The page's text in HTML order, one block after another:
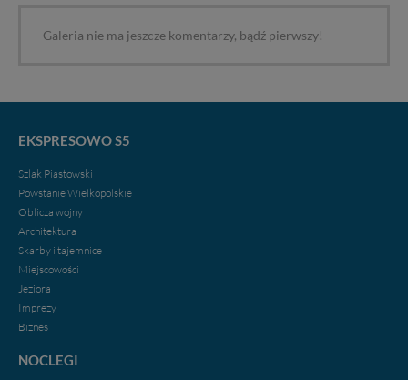
Galeria nie ma jeszcze komentarzy, bądź pierwszy!
EKSPRESOWO S5
Szlak Piastowski
Powstanie Wielkopolskie
Oblicza wojny
Architektura
Skarby i tajemnice
Miejscowości
Jeziora
Imprezy
Biznes
NOCLEGI
Abyśmy nadal mogli to robić, potrzebujemy Twojej
Bezpieczeństwo Twoich danych jest dla nas
priorytetowe, bez poinformowania Ciebie nie będziemy
zmieniać zakresu naszych uprawnień. Twoje dane są u
nas bezpieczne, jeśli masz wątpliwości co do naszych
intencji, zawsze możesz wycofać swoją zgodę. Więcej
informacji uzyskach w naszej
Klikając znak X lub przycisk PRZEJDŹ DO SERWISU
wyrażasz zgodę na przetwarzanie Twoich danych.
Nasz serwis nie wykorzystuje oraz nie udostępnia
Twoich danych innym podmiotom oraz osobom
Twoich danych jest elementem usługi (przekazanie